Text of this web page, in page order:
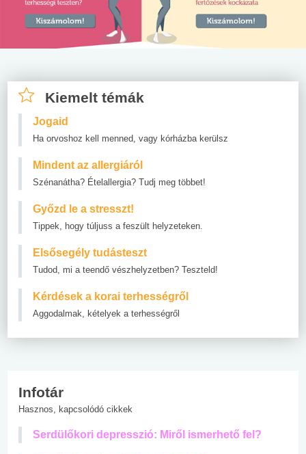
Kiemelt témák
Jogaid
Ha orvoshoz kell menned, vagy kórházba kerülsz
Mindent az allergiáról
Szénanátha? Ételallergia? Tudj meg többet!
Győzd le a stresszt!
Tippek, hogy túljuss a feszült helyzeteken.
Elsősegély tudásteszt
Tudod, mi a teendő vészhelyzetben? Teszteld!
Kérdések a korai terhességről
Aggodalmak, kételyek a terhességről
Infotár
Hasznos, kapcsolódó cikkek
Serdülőkori depresszió: Miről ismerhető fel?